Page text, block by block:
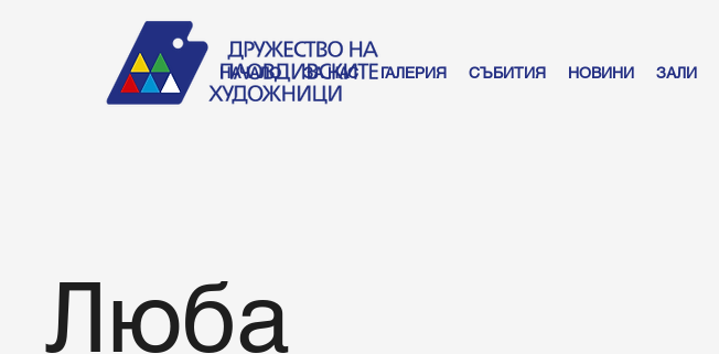
НАЧАЛО ЗА НАС ГАЛЕРИЯ СЪБИТИЯ НОВИНИ ЗАЛИ
Люба